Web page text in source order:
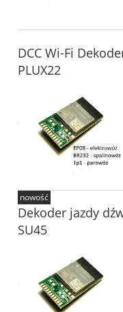
DCC Wi-Fi
PLUX22
Dekoder jazdy
SU45
nowość